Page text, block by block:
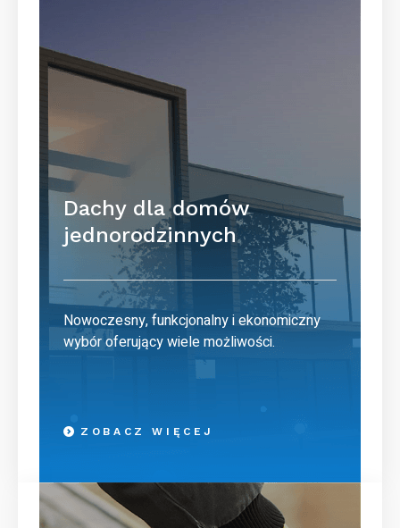
Dachy dla domów
jednorodzinnych
Nowoczesny, funkcjonalny i ekonomiczny
wybór oferujący wiele możliwości.
ZOBACZ WIĘCEJ